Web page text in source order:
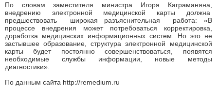
По словам заместителя министра Игоря Каграманяна,
внедрению электронной медицинской карты должна
предшествовать широкая разъяснительная работа: «В
процессе внедрения может потребоваться корректировка,
доработка медицинских информационных систем. Но это не
застывшее образование, структура электронной медицинской
карты будет постоянно совершенствоваться, появятся
необходимые службы информации, новые методы
диагностики».
По данным сайта http://remedium.ru